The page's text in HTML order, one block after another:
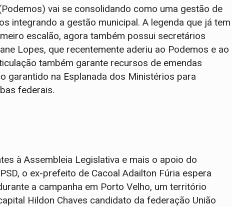
vai se consolidando como uma gestão de
integrando a gestão municipal. A legenda que já tem
escalão, agora também possui secretários
Lopes, que recentemente aderiu ao Podemos e ao
também garante recursos de emendas
garantido na Esplanada dos Ministérios para
federais.
à Assembleia Legislativa e mais o apoio do
o ex-prefeito de Cacoal Adailton Fúria espera
a campanha em Porto Velho, um território
Hildon Chaves candidato da federação União